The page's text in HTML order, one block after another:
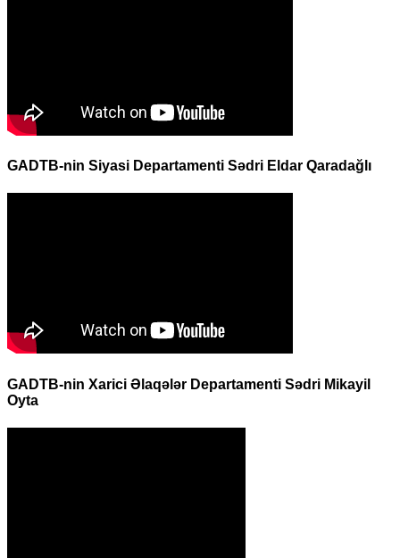
GADTB-nin Siyasi Departamenti Sədri Eldar Qaradağlı
GADTB-nin Xarici Əlaqələr Departamenti Sədri Mikayil
Oyta